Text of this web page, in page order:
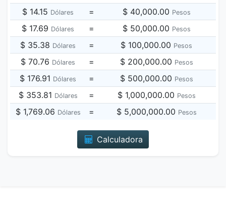
$ 14.15 Dólares = $ 40,000.00 Pesos
$ 17.69 Dólares = $ 50,000.00 Pesos
$ 35.38 Dólares = $ 100,000.00 Pesos
$ 70.76 Dólares = $ 200,000.00 Pesos
$ 176.91 Dólares = $ 500,000.00 Pesos
$ 353.81 Dólares = $ 1,000,000.00 Pesos
$ 1,769.06 Dólares = $ 5,000,000.00 Pesos
Calculadora